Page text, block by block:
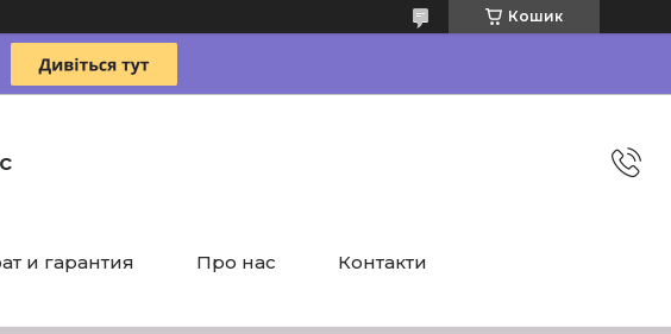
Кошик
и гарантия Про нас Контакти